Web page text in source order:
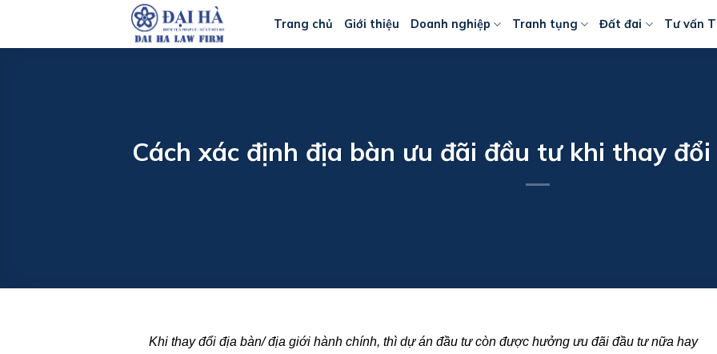
nội
Trang chủ Giới thiệu Doanh nghiệp Tranh tụng Đất đai Tư vấn
Cách xác định địa bàn ưu đãi đầu tư khi thay
Khi thay đổi địa bàn/ địa giới hành chính, thì dự án đầu tư còn được hưởng ưu đãi đầu tư nữa hay